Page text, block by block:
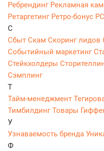
Ребрендинг Рекламная
Ретаргетинг Ретро-бонус
С
Сбыт Скам Скоринг лидов
Событийный маркетинг
Стейкхолдеры
Сэмплинг
Т
Тайм-менеджмент
ТимбилдингТовары
У
Узнаваемость бренда
Ф